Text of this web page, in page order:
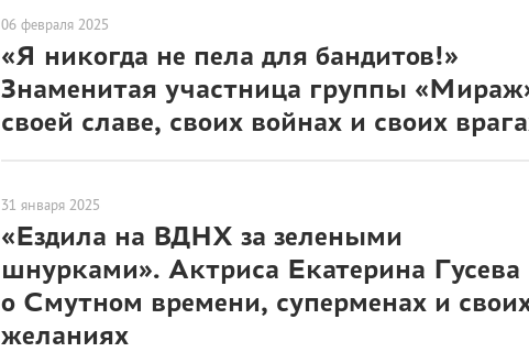
06 февраля 2025
«Я никогда не пела для бандитов!»
Знаменитая участница группы
своей славе, своих войнах и своих
31 января 2025
«Ездила на ВДНХ за зелеными
шнурками». Актриса Екатерина
о Смутном времени, суперменах и
желаниях